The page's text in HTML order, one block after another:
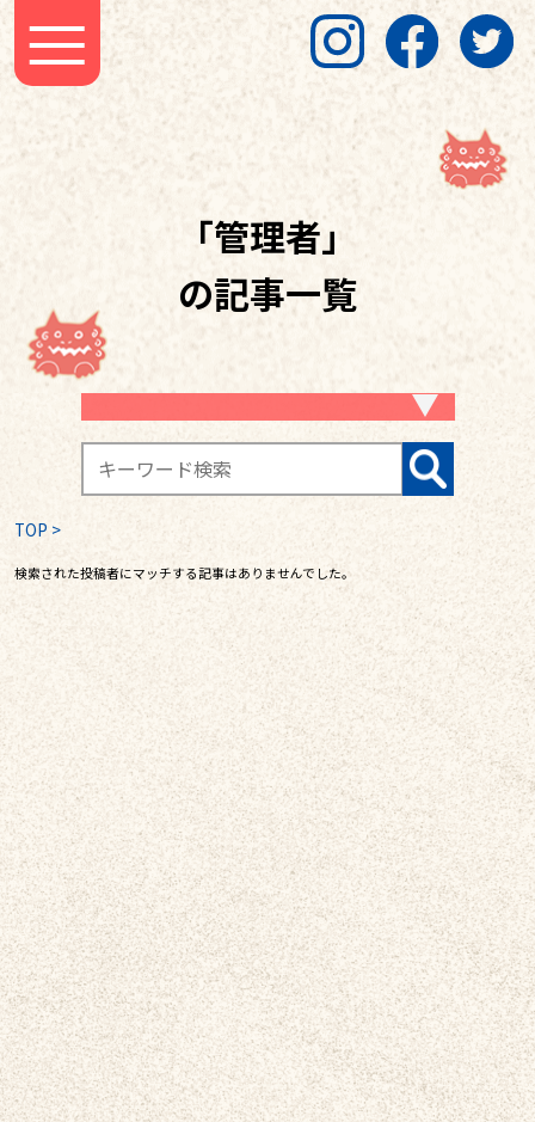
「管理者」
の記事一覧
TOP >
検索された投稿者にマッチする記事はありませんでした。